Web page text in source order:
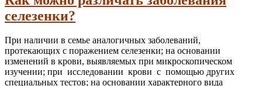
селезенки?
При наличии в семье аналогичных заболеваний,
протекающих с поражением селезенки; на основании
изменений в крови, выявляемых при микроскопическом
изучении; при исследовании крови с помощью других
специальных тестов; на основании характерного вида